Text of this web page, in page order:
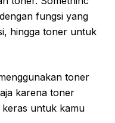
fungsi yang
hingga toner untuk
toner
karena toner
untuk kamu